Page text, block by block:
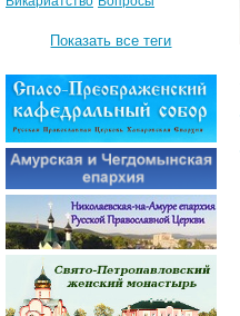
Показать все теги